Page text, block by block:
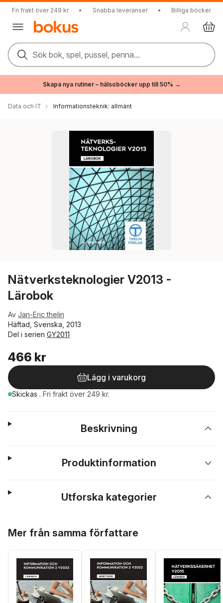
Fri frakt över 249 kr • Snabba leveranser • Billiga böcker
Sök bok, spel, pussel, penna...
Skapa nya rutiner – hälsoböcker upp till 50% →
Data och IT Informationsteknik: allmänt
Nätverksteknologier V2013 -
Lärobok
Av Jan-Eric thelin
Häftad, Svenska, 2013
Del i serien GY2011
466 kr
Lägg i varukorg
Skickas . Fri frakt över 249 kr.
Beskrivning
Produktinformation
Utforska kategorier
Mer från samma författare